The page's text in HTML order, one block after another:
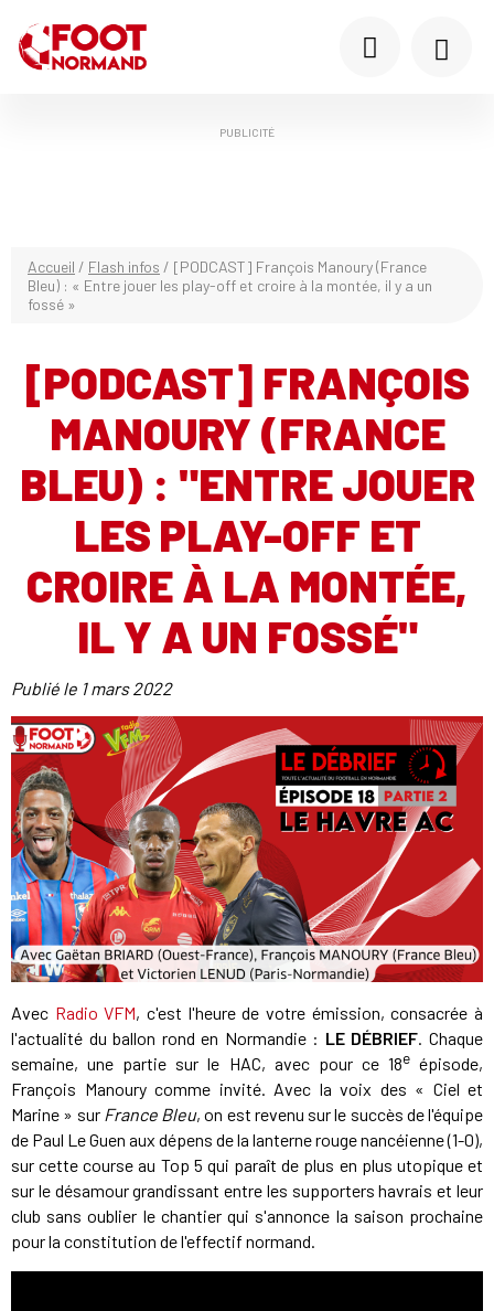
PUBLICITÉ
Accueil / Flash infos / [PODCAST] François Manoury (France
Bleu) : « Entre jouer les play-off et croire à la montée, il y a un
fossé »
[PODCAST] FRANÇOIS
MANOURY (FRANCE
BLEU) : "ENTRE JOUER
LES PLAY-OFF ET
CROIRE À LA MONTÉE,
IL Y A UN FOSSÉ"
Publié le 1 mars 2022
Avec Radio VFM, c'est l'heure de votre émission, consacrée à
l'actualité du ballon rond en Normandie : LE DÉBRIEF . Chaque
semaine, une partie sur le HAC, avec pour ce 18eépisode,
François Manoury comme invité. Avec la voix des « Ciel et
Marine » sur France Bleu, on est revenu sur le succès de l'équipe
de Paul Le Guen aux dépens de la lanterne rouge nancéienne (1-0),
sur cette course au Top 5 qui paraît de plus en plus utopique et
sur le désamour grandissant entre les supporters havrais et leur
club sans oublier le chantier qui s'annonce la saison prochaine
pour la constitution de l'effectif normand.